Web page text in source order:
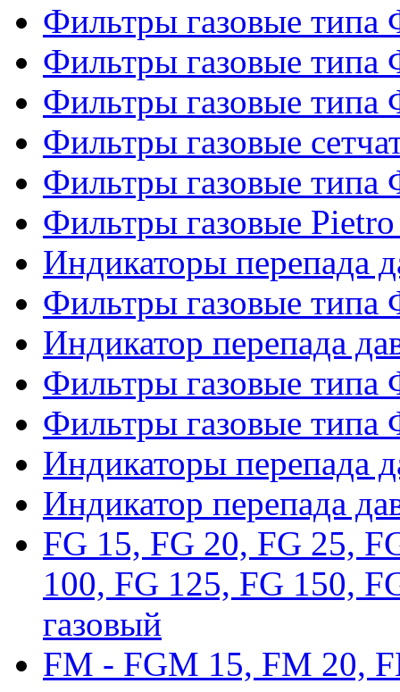
Фильтры газовые типа
Фильтры газовые
Фильтры газовые
Фильтры газовые
Фильтры газовые
Фильтры газовые
Индикаторы перепада
Фильтры газовые
Индикатор перепада
Фильтры газовые
Фильтры газовые типа
Индикаторы перепада
Индикатор перепада
FG 15, FG 20, FG 25,
100, FG 125, FG 150,
газовый
FM - FGM 15, FM 20,